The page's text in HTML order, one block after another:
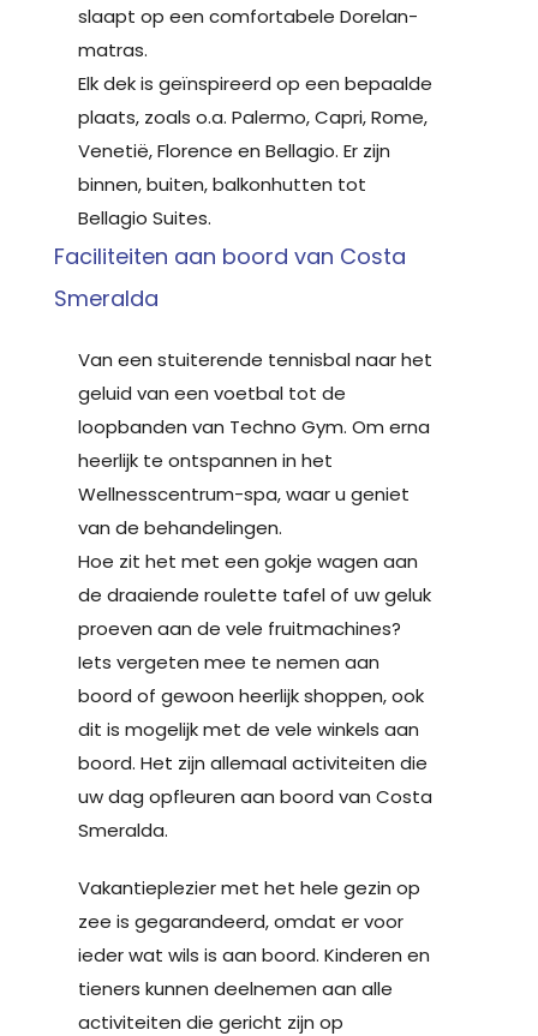
slaapt op een comfortabele Dorelan-
matras.
Elk dek is geïnspireerd op een bepaalde
plaats, zoals o.a. Palermo, Capri, Rome,
Venetië, Florence en Bellagio. Er zijn
binnen, buiten, balkonhutten tot
Bellagio Suites.
Faciliteiten aan boord van Costa
Smeralda
Van een stuiterende tennisbal naar het
geluid van een voetbal tot de
loopbanden van Techno Gym. Om erna
heerlijk te ontspannen in het
Wellnesscentrum-spa, waar u geniet
van de behandelingen.
Hoe zit het met een gokje wagen aan
de draaiende roulette tafel of uw geluk
proeven aan de vele fruitmachines?
Iets vergeten mee te nemen aan
boord of gewoon heerlijk shoppen, ook
dit is mogelijk met de vele winkels aan
boord. Het zijn allemaal activiteiten die
uw dag opfleuren aan boord van Costa
Smeralda.
Vakantieplezier met het hele gezin op
zee is gegarandeerd, omdat er voor
ieder wat wils is aan boord. Kinderen en
tieners kunnen deelnemen aan alle
activiteiten die gericht zijn op